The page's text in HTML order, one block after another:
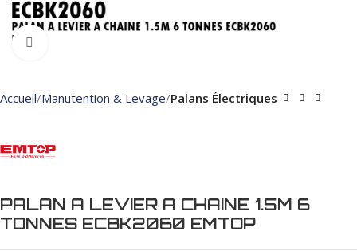
Accueil Manutention & Levage Palans Électriques
PALAN A LEVIER A CHAINE 1.5M 6
TONNES ECBK2060 EMTOP